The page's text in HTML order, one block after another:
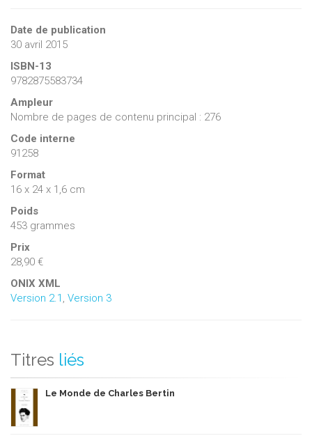
Date de publication
30 avril 2015
ISBN-13
9782875583734
Ampleur
Nombre de pages de contenu principal : 276
Code interne
91258
Format
16 x 24 x 1,6 cm
Poids
453 grammes
Prix
28,90 €
ONIX XML
Version 2.1 Version 3
Titres liés
Le Monde de Charles Bertin